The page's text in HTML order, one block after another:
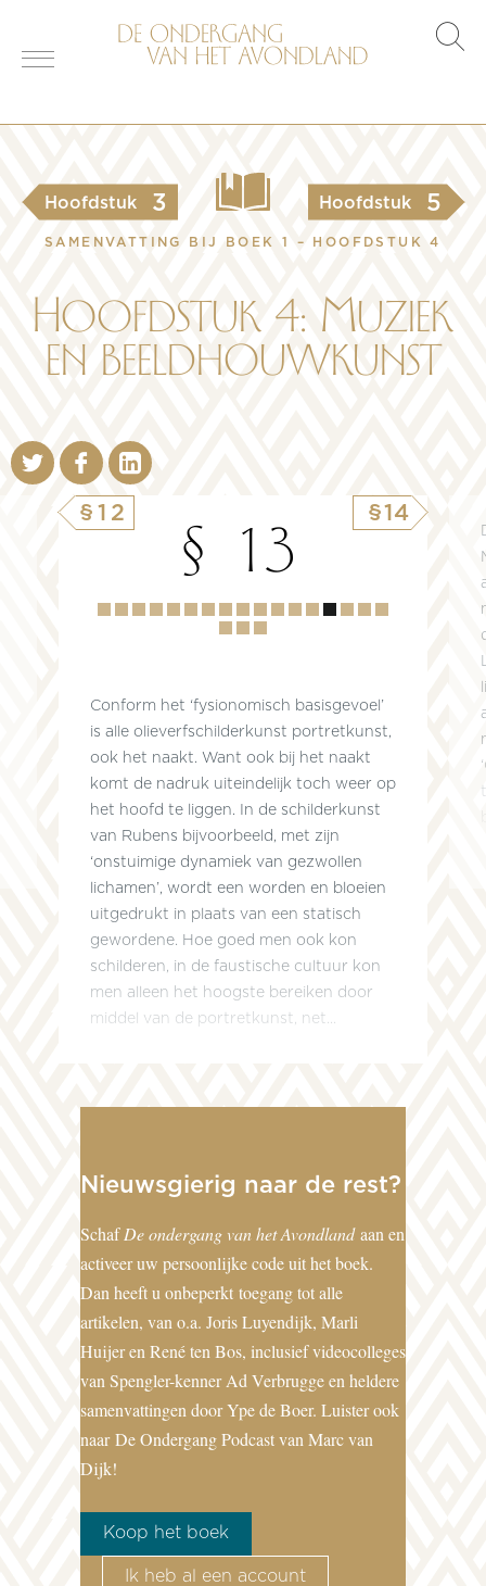
Hoofdstuk 3 Hoofdstuk 5
SAMENVATTING BIJ BOEK 1 – HOOFDSTUK 4
Hoofdstuk 4: Muziek
en beeldhouwkunst
§12 §14
§ 13
Hoofdstuk
1 2 3 4 5 6 7 8 9 10 11 12 13 14 15
17 18
Conform het ‘fysionomisch basisgevoel’
is alle olieverfschilderkunst portretkunst,
ook het naakt. Want ook bij het naakt
komt de nadruk uiteindelijk toch weer op
het hoofd te liggen. In de schilderkunst
van Rubens bijvoorbeeld, met zijn
‘onstuimige dynamiek van gezwollen
lichamen’, wordt een worden en bloeien
uitgedrukt in plaats van een statisch
gewordene. Hoe goed men ook kon
schilderen, in de faustische cultuur kon
men alleen het hoogste bereiken door
middel van de portretkunst, net...
Nieuwsgierig naar de rest?
SchafDe ondergang van het Avondlandaan en
activeer uw persoonlijke code uit het boek.
Dan heeft u onbeperkt toegang tot alle
artikelen, van o.a. Joris Luyendijk, Marli
Huijer en René ten Bos, inclusief videocolleges
van Spengler-kenner Ad Verbrugge en heldere
samenvattingen door Ype de Boer. Luister ook
naar De Ondergang Podcast van Marc van
Dijk!
Koop het boek
Ik heb al een account